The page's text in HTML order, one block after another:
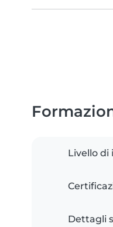
Livello di
Dettagli